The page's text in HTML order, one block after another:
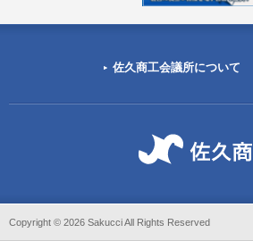
佐久商工会議所について
Copyright © 2026 Sakucci All Rights Reserved